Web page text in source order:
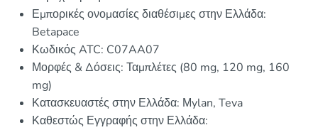
Εμπορικές ονομασίες διαθέσιμες στην Ελλάδα:
Betapace
Κωδικός ATC: C07AA07
Μορφές & Δόσεις: Ταμπλέτες (80 mg, 120 mg, 160
mg)
Κατασκευαστές στην Ελλάδα: Μylan, Teva
Καθεστώς Εγγραφής στην Ελλάδα: